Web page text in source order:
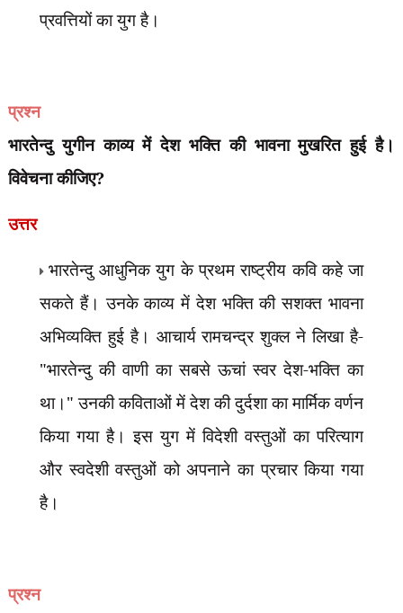
प्रवत्तियों का युग है।
प्रश्न
भारतेन्दु युगीन काव्य में देश भक्ति की भावना मुखरित हुई है।
विवेचना कीजिए?
उत्तर
भारतेन्दु आधुनिक युग के प्रथम राष्ट्रीय कवि कहे जा
सकते हैं। उनके काव्य में देश भक्ति की सशक्त भावना
अभिव्यक्ति हुई है। आचार्य रामचन्द्र शुक्ल ने लिखा है-
"भारतेन्दु की वाणी का सबसे ऊचां स्वर देश-भक्ति का
था।" उनकी कविताओं में देश की दुर्दशा का मार्मिक वर्णन
किया गया है। इस युग में विदेशी वस्तुओं का परित्याग
और स्वदेशी वस्तुओं को अपनाने का प्रचार किया गया
है।
प्रश्न